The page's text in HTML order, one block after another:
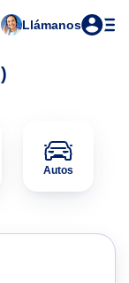
Llámanos
Autos